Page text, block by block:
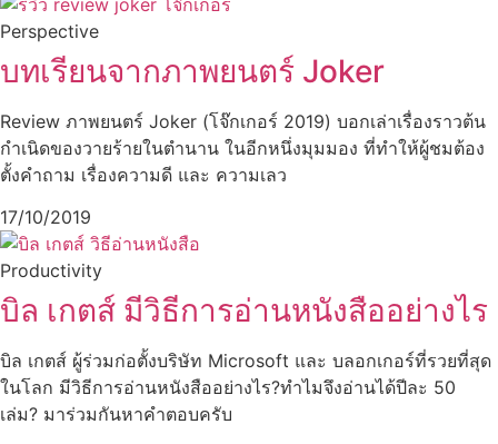
Perspective
บทเรียนจากภาพยนตร์ Joker
Review ภาพยนตร์ Joker (โจ๊กเกอร์ 2019) บอกเล่าเรื่องราวต้น
กำเนิดของวายร้ายในตำนาน ในอีกหนึ่งมุมมอง ที่ทำให้ผู้ชมต้อง
ตั้งคำถาม เรื่องความดี และ ความเลว
17/10/2019
Productivity
บิล เกตส์ มีวิธีการอ่านหนังสืออย่างไร
บิล เกตส์ ผู้ร่วมก่อตั้งบริษัท Microsoft และ บลอกเกอร์ที่รวยที่สุด
ในโลก มีวิธีการอ่านหนังสืออย่างไร?ทำไมจึงอ่านได้ปีละ 50
เล่ม? มาร่วมกันหาคำตอบครับ